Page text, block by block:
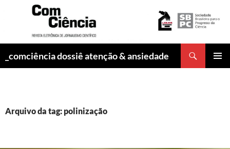
_comciência dossiê atenção & ansiedade
Arquivo da tag: polinização